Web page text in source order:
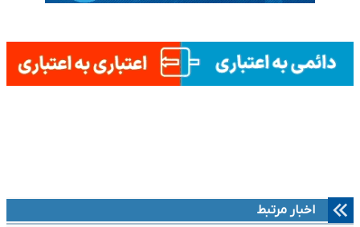
اخبار مرتبط